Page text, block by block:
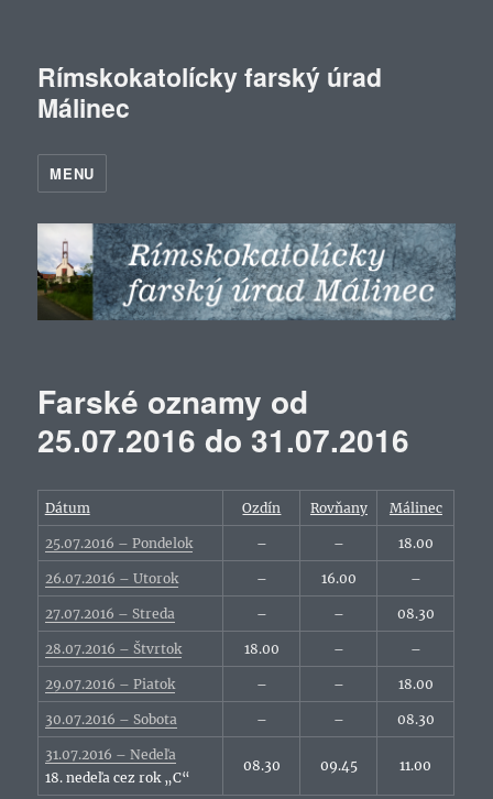
Rímskokatolícky farský úrad
Málinec
MENU
Farské oznamy od
25.07.2016 do 31.07.2016
Dátum Ozdín Rovňany Málinec
25.07.2016 – Pondelok – – 18.00
26.07.2016 – Utorok – 16.00 –
27.07.2016 – Streda – – 08.30
28.07.2016 – Štvrtok 18.00 – –
29.07.2016 – Piatok – – 18.00
30.07.2016 – Sobota – – 08.30
31.07.2016 – Nedeľa
18. nedeľa cez rok „C“
08.30 09.45 11.00